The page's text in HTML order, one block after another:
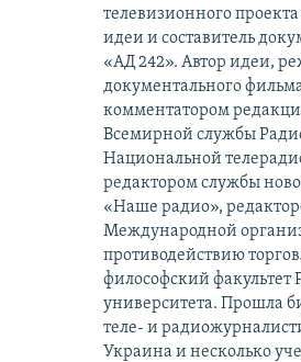
телевизионного
идеи и составитель
«АД 242». Автор идеи,
документального
комментатором
Всемирной службы
Национальной
редактором службы
«Наше радио»,
Международной
противодействию
философский факультет
университета. Прошла
теле- и
Украина и несколько